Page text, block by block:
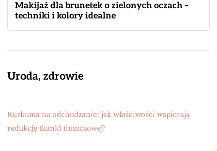
Makijaż dla brunetek o zielonych oczach –
techniki i kolory idealne
Uroda, zdrowie
Kurkuma na odchudzanie: jak właściwości wspierają
redukcję tkanki tłuszczowej?